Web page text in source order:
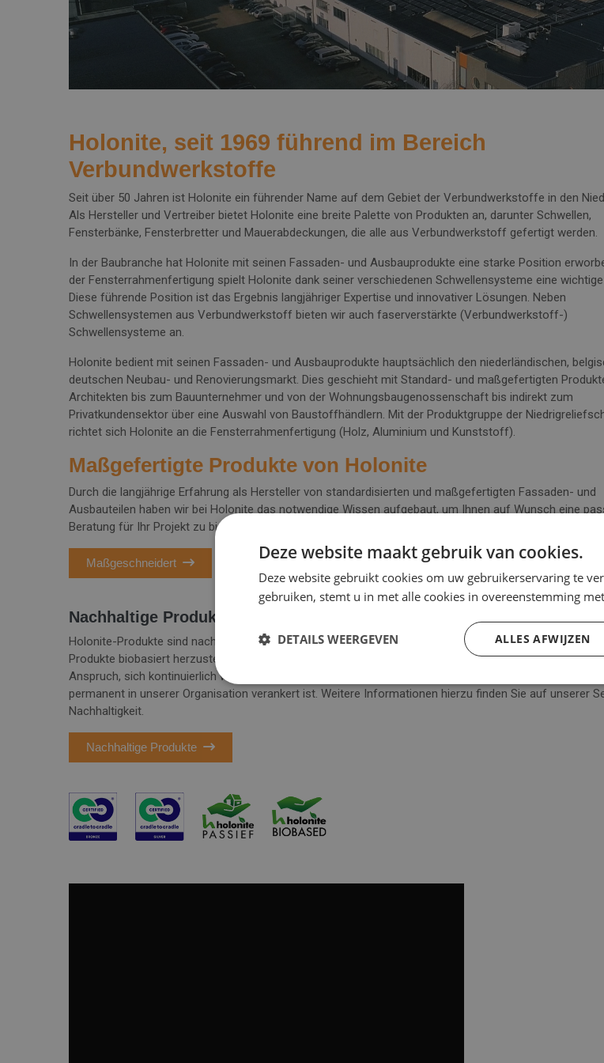
Maßgeschneiderte Produktion
Mauerabdeckungen
Pfeilerabdeckungen
Fensterbänke Aussen
Wasserspeier
Treppenstufen
Fensterbänke Innen
Holonite, seit 1969 führend im Bereich
Verbundwerkstoffe
Seit über 50 Jahren ist Holonite ein führender Name auf dem Gebiet der Verbundwerkstoffe in den
Als Hersteller und Vertreiber bietet Holonite eine breite Palette von Produkten an, darunter Schwellen,
Fensterbänke, Fensterbretter und Mauerabdeckungen, die alle aus Verbundwerkstoff gefertigt werden.
In der Baubranche hat Holonite mit seinen Fassaden- und Ausbauprodukte eine starke Position
der Fensterrahmenfertigung spielt Holonite dank seiner verschiedenen Schwellensysteme eine wichtige
Diese führende Position ist das Ergebnis langjähriger Expertise und innovativer Lösungen. Neben
Schwellensystemen aus Verbundwerkstoff bieten wir auch faserverstärkte (Verbundwerkstoff-)
Schwellensysteme an.
Holonite bedient mit seinen Fassaden- und Ausbauprodukte hauptsächlich den niederländischen,
deutschen Neubau- und Renovierungsmarkt. Dies geschieht mit Standard- und maßgefertigten
Architekten bis zum Bauunternehmer und von der Wohnungsbaugenossenschaft bis indirekt zum
Privatkundensektor über eine Auswahl von Baustoffhändlern. Mit der Produktgruppe der
richtet sich Holonite an die Fensterrahmenfertigung (Holz, Aluminium und Kunststoff).
Maßgefertigte Produkte von Holonite
Durch die langjährige Erfahrung als Hersteller von standardisierten und maßgefertigten Fassaden- und
Ausbauteilen haben wir bei Holonite das notwendige Wissen aufgebaut, um Ihnen auf Wunsch eine
Beratung für Ihr Projekt zu bieten. Weitere Informationen hierzu finden Sie auf der Seite über
Maßgeschneidert
Nachhaltige Produkte von Holonite
Holonite-Produkte sind nachhaltig und Cradle to Cradle zertifiziert. Darüber hinaus haben wir die
Produkte biobasiert herzustellen. Im Bereich der unternehmerischen Sozialverantwortung hat Holonite
Anspruch, sich kontinuierlich weiterzuentwickeln und zu verbessern. Nachhaltigkeit ist dabei der rote
permanent in unserer Organisation verankert ist. Weitere Informationen hierzu finden Sie auf unserer
Nachhaltigkeit.
Nachhaltige Produkte
Deze website maakt gebruik van cookies.
Deze website gebruikt cookies om uw gebruikerservaring te
gebruiken, stemt u in met alle cookies in overeenstemming
ALLES AFWIJZEN
DETAILS WEERGEVEN